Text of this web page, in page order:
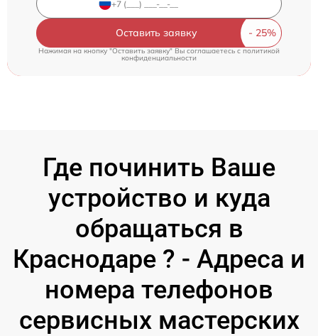
Оставить заявку
Нажимая на кнопку "Оставить заявку" Вы соглашаетесь cполитикой
конфиденциальности
Где починить Ваше
устройство и куда
обращаться в
Краснодаре ? - Адреса и
номера телефонов
сервисных мастерских